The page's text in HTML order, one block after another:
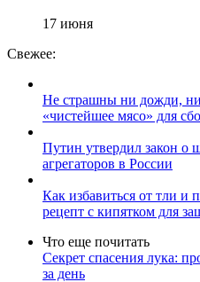
17 июня
Свежее:
Не страшны ни дожди, ни
«чистейшее мясо» для
Путин утвердил закон о
агрегаторов в России
Как избавиться от тли
рецепт с кипятком для
Что еще почитать
Секрет спасения лука:
за день